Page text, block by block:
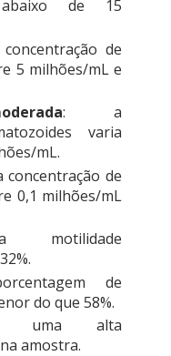
abaixo de 15
de
5 milhões/mL e
: a
varia
mL.
concentração de
0,1 milhões/mL
de
do que 58%.
alta
amostra.